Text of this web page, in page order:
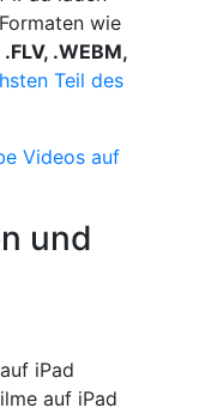
wie
.WEBM,
Teil des
Videos auf
und
iPad
auf iPad